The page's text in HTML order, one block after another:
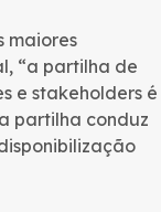
maiores
“a partilha de
e stakeholders é
partilha conduz